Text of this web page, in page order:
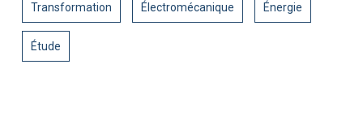
Transformation Électromécanique Énergie
Étude